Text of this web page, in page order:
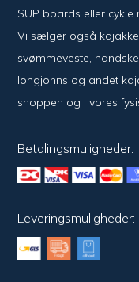
SUP boards eller cykle
Vi sælger også
svømme­veste,
long­johns og andet
shoppen og i vores
Betalingsmuligheder:
Leveringsmuligheder: